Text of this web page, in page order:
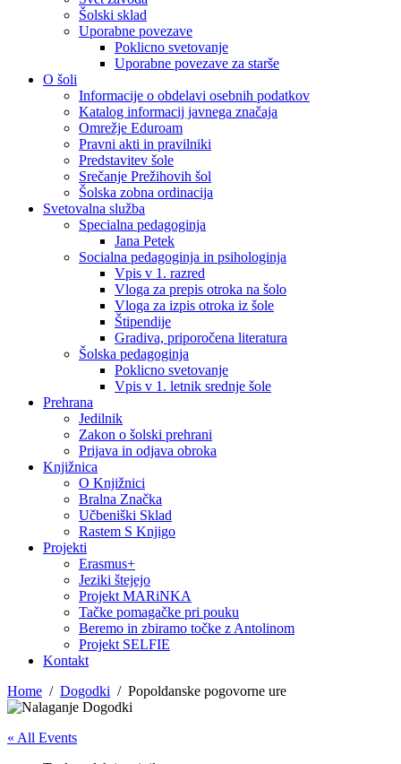
Šolski sklad
Uporabne povezave
Poklicno svetovanje
Uporabne povezave za starše
O šoli
Informacije o obdelavi osebnih podatkov
Katalog informacij javnega značaja
Omrežje Eduroam
Pravni akti in pravilniki
Predstavitev šole
Srečanje Prežihovih šol
Šolska zobna ordinacija
Svetovalna služba
Specialna pedagoginja
Jana Petek
Socialna pedagoginja in psihologinja
Vpis v 1. razred
Vloga za prepis otroka na šolo
Vloga za izpis otroka iz šole
Štipendije
Gradiva, priporočena literatura
Šolska pedagoginja
Poklicno svetovanje
Vpis v 1. letnik srednje šole
Prehrana
Jedilnik
Zakon o šolski prehrani
Prijava in odjava obroka
Knjižnica
O Knjižnici
Bralna Značka
Učbeniški Sklad
Rastem S Knjigo
Projekti
Erasmus+
Jeziki štejejo
Projekt MARiNKA
Tačke pomagačke pri pouku
Beremo in zbiramo točke z Antolinom
Projekt SELFIE
Kontakt
Home
Dogodki Popoldanske pogovorne ure
« All Events